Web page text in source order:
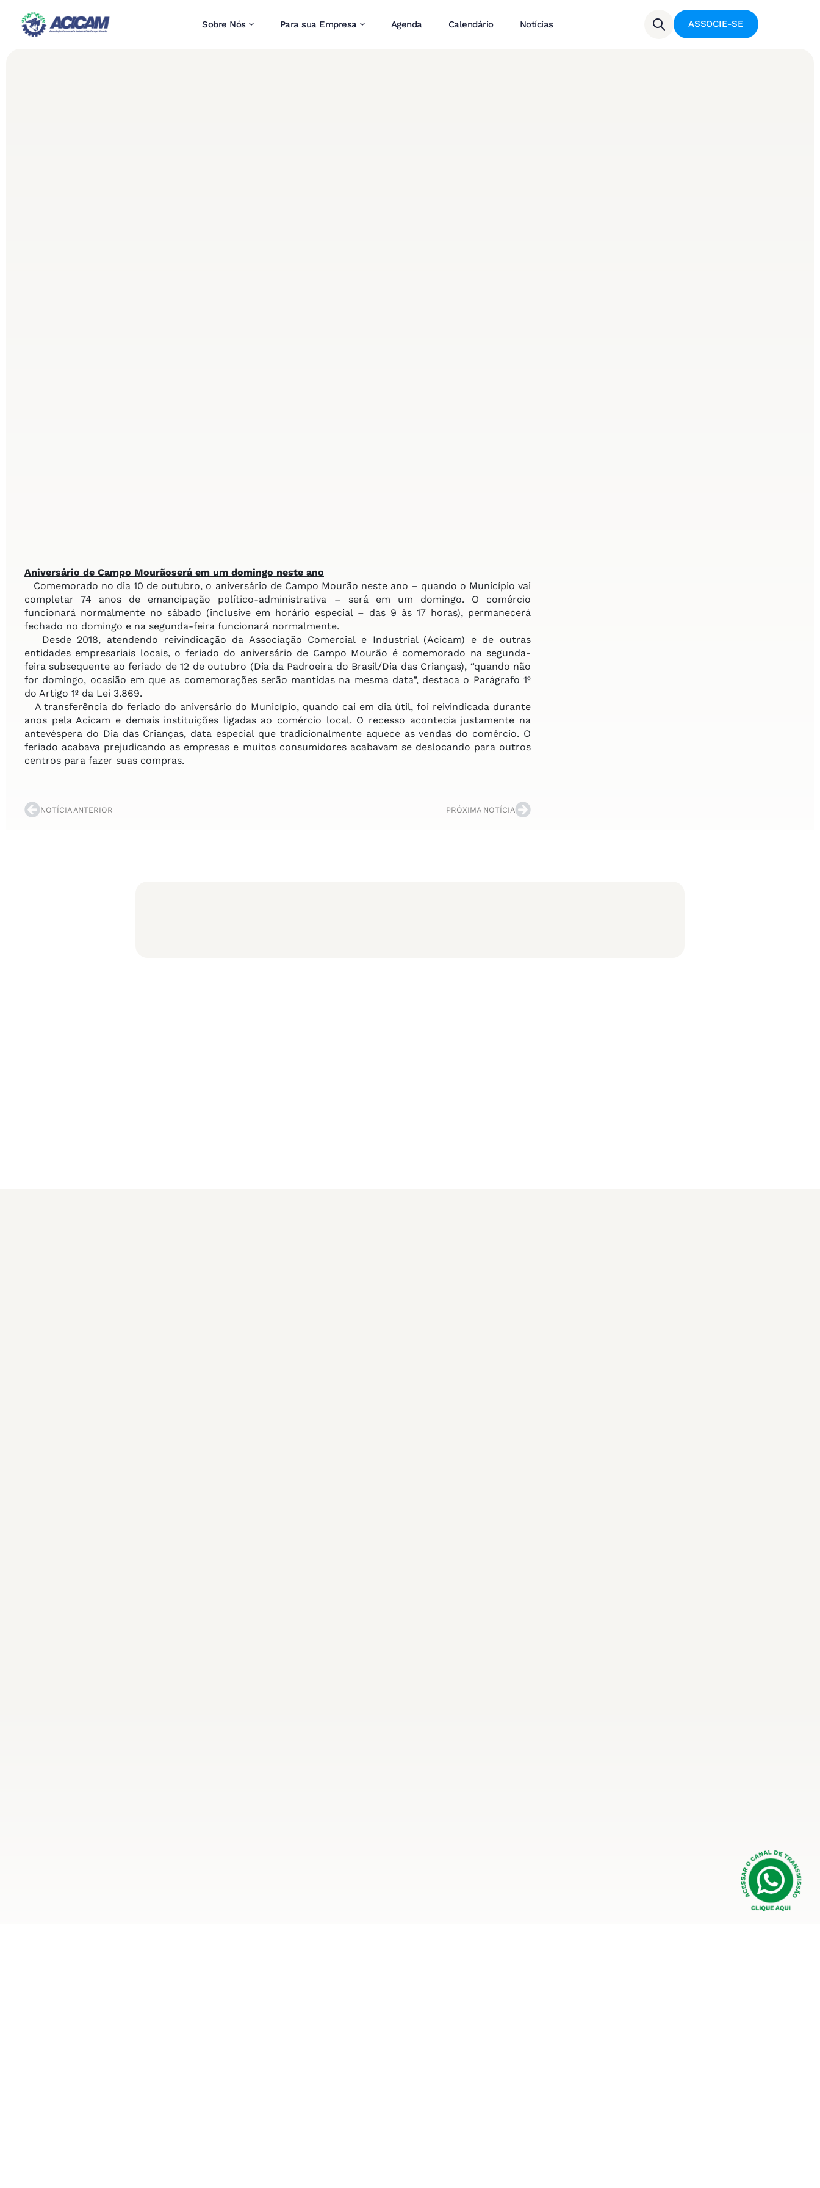
Sobre Nós Para sua Empresa Agenda Calendário Notícias ASSOCIE-SE
Aniversário de Campo Mourãoserá em um domingo neste ano
Comemorado no dia 10 de outubro, o aniversário de Campo Mourão neste ano – quando o Município vai
completar 74 anos de emancipação político-administrativa – será em um domingo. O comércio
funcionará normalmente no sábado (inclusive em horário especial – das 9 às 17 horas), permanecerá
fechado no domingo e na segunda-feira funcionará normalmente.
Desde 2018, atendendo reivindicação da Associação Comercial e Industrial (Acicam) e de outras
entidades empresariais locais, o feriado do aniversário de Campo Mourão é comemorado na segunda-
feira subsequente ao feriado de 12 de outubro (Dia da Padroeira do Brasil/Dia das Crianças), “quando não
for domingo, ocasião em que as comemorações serão mantidas na mesma data”, destaca o Parágrafo 1º
do Artigo 1º da Lei 3.869.
A transferência do feriado do aniversário do Município, quando cai em dia útil, foi reivindicada durante
anos pela Acicam e demais instituições ligadas ao comércio local. O recesso acontecia justamente na
antevéspera do Dia das Crianças, data especial que tradicionalmente aquece as vendas do comércio. O
feriado acabava prejudicando as empresas e muitos consumidores acabavam se deslocando para outros
centros para fazer suas compras.
NOTÍCIA ANTERIOR PRÓXIMA NOTÍCIA